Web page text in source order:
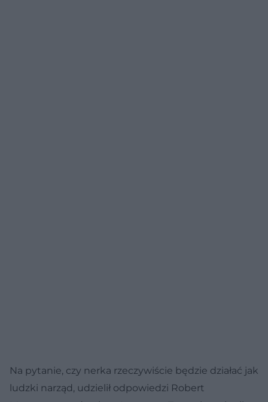
Na pytanie, czy nerka rzeczywiście będzie działać jak
ludzki narząd, udzielił odpowiedzi Robert